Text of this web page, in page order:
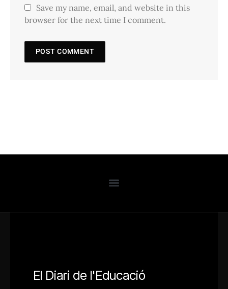
Save my name, email, and website in this
browser for the next time I comment.